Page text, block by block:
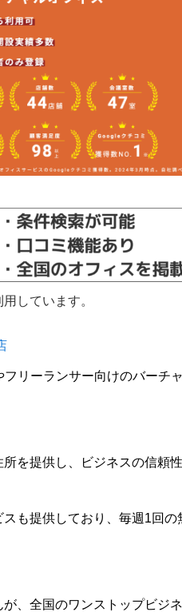
しています。
リーランサー向けのバーチ
を提供し、ビジネスの信頼
も提供しており、毎週1回の
、全国のワンストップビジ